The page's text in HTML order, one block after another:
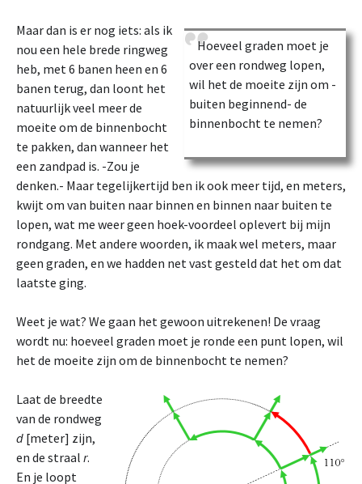
Hoeveel graden moet je
over een rondweg lopen,
wil het de moeite zijn om -
buiten beginnend- de
binnenbocht te nemen?
Maar dan is er nog iets: als ik
nou een hele brede ringweg
heb, met 6 banen heen en 6
banen terug, dan loont het
natuurlijk veel meer de
moeite om de binnenbocht
te pakken, dan wanneer het
een zandpad is. -Zou je
denken.- Maar tegelijkertijd ben ik ook meer tijd, en meters,
kwijt om van buiten naar binnen en binnen naar buiten te
lopen, wat me weer geen hoek-voordeel oplevert bij mijn
rondgang. Met andere woorden, ik maak wel meters, maar
geen graden, en we hadden net vast gesteld dat het om dat
laatste ging.
Weet je wat? We gaan het gewoon uitrekenen! De vraag
wordt nu: hoeveel graden moet je ronde een punt lopen, wil
het de moeite zijn om de binnenbocht te nemen?
Laat de breedte
van de rondweg
d [meter] zijn,
en de straal r.
En je loopt